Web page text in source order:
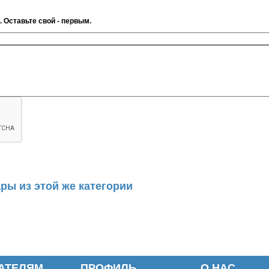
Оставьте свой - первым.
из этой же категории